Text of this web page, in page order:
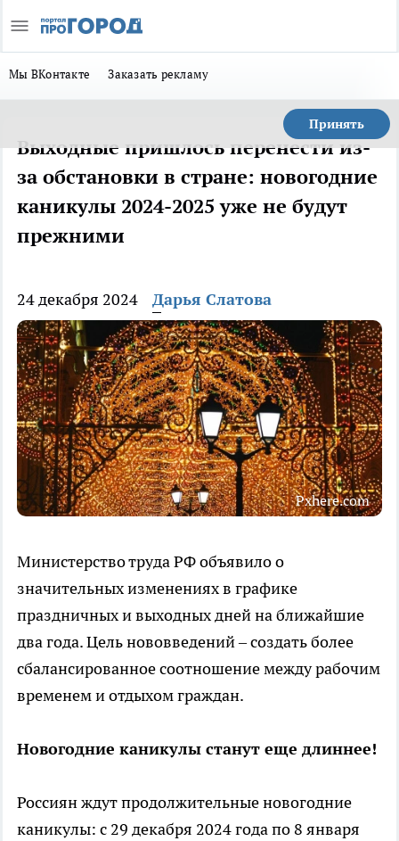
Мы ВКонтакте Заказать рекламу
Принять
Выходные пришлось перенести из-
за обстановки в стране: новогодние
каникулы 2024-2025 уже не будут
прежними
24 декабря 2024 Дарья Слатова
Pxhere.com
Министерство труда РФ объявило о
значительных изменениях в графике
праздничных и выходных дней на ближайшие
два года. Цель нововведений – создать более
сбалансированное соотношение между рабочим
временем и отдыхом граждан.
Новогодние каникулы станут еще длиннее!
Россиян ждут продолжительные новогодние
каникулы: с 29 декабря 2024 года по 8 января